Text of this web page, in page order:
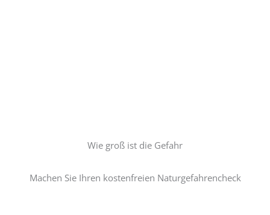
Wie groß ist die Gefahr
Machen Sie Ihren kostenfreien Naturgefahrencheck